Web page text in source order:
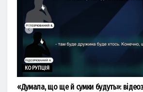
КОРУПЦІЯ
«Думала, що ще й сумки будуть»: